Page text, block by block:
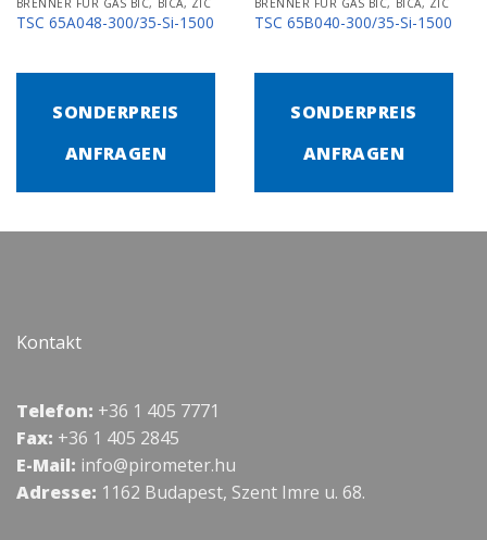
TSC 65A048-300/35-Si-1500
SONDERPREIS
ANFRAGEN
TSC 65B040-300/35-Si-1500
SONDERPREIS
ANFRAGEN
Kontakt
Telefon: +36 1 405 7771
Fax: +36 1 405 2845
E-Mail: info@pirometer.hu
Adresse: 1162 Budapest, Szent Imre u. 68.